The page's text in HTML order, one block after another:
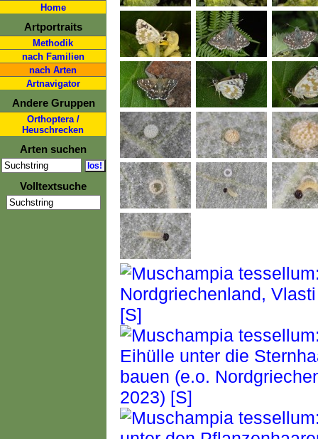
Home
Artportraits
Methodik
nach Familien
nach Arten
Artnavigator
Andere Gruppen
Orthoptera /
Heuschrecken
Arten suchen
Volltextsuche